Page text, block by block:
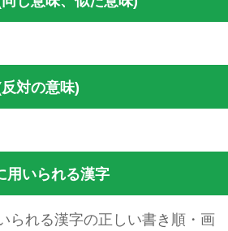
対の意味)
用いられる漢字
られる漢字の正しい書き順・画